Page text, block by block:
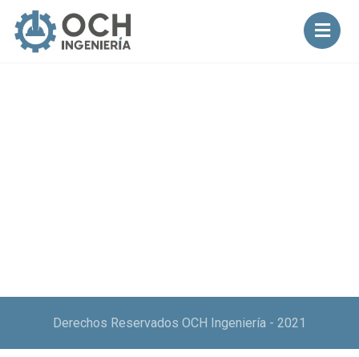
Derechos Reservados OCH Ingeniería - 2021